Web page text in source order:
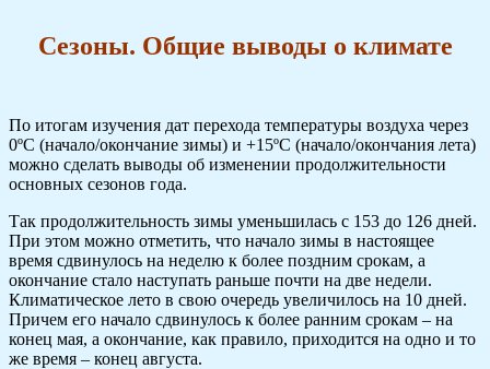
Сезоны. Общие выводы о климате
По итогам изучения дат перехода температуры воздуха через
0ºС (начало/окончание зимы) и +15ºС (начало/окончания лета)
можно сделать выводы об изменении продолжительности
основных сезонов года.
Так продолжительность зимы уменьшилась с 153 до 126 дней.
При этом можно отметить, что начало зимы в настоящее
время сдвинулось на неделю к более поздним срокам, а
окончание стало наступать раньше почти на две недели.
Климатическое лето в свою очередь увеличилось на 10 дней.
Причем его начало сдвинулось к более ранним срокам – на
конец мая, а окончание, как правило, приходится на одно и то
же время – конец августа.